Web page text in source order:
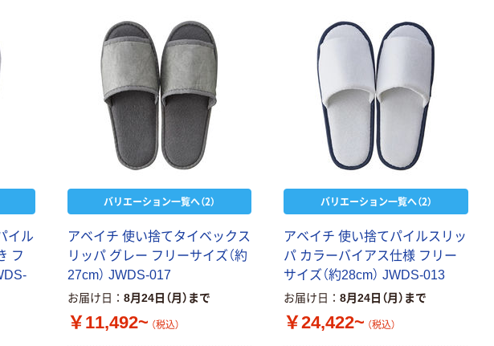
イル
フ
バリエーション一覧へ（2）
アベイチ 使い捨てタイベックス
リッパ グレー フリーサイズ（約
27cm） JWDS-017
お届け日 8月24日（月）まで
￥11,492~ （税込）
バリエーション一覧へ（2）
アベイチ 使い捨てパイルスリッ
パ カラーバイアス仕様 フリー
サイズ（約28cm） JWDS-013
お届け日 8月24日（月）まで
￥24,422~ （税込）